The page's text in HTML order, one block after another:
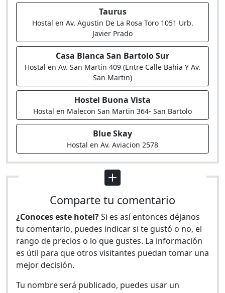
Taurus
Hostal en Av. Agustin De La Rosa Toro 1051 Urb.
Javier Prado
Casa Blanca San Bartolo Sur
Hostal en Av. San Martin 409 (Entre Calle Bahia Y Av.
San Martin)
Hostel Buona Vista
Hostal en Malecon San Martin 364- San Bartolo
Blue Skay
Hostal en Av. Aviacion 2578
Comparte tu comentario
¿Conoces este hotel?Si es así entonces déjanos
tu comentario, puedes indicar si te gustó o no, el
rango de precios o lo que gustes. La información
es útil para que otros visitantes puedan tomar una
mejor decisión.
Tu nombre será publicado, puedes usar un